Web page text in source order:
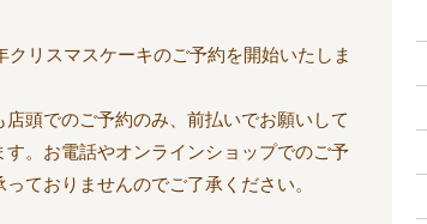
クリスマスケーキのご予約を開始いたしま
店頭でのご予約のみ、前払いでお願いして
す。お電話やオンラインショップでのご予
っておりませんのでご了承ください。